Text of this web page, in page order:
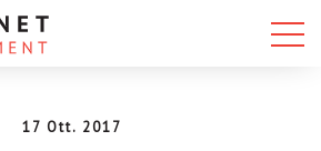
17 Ott. 2017